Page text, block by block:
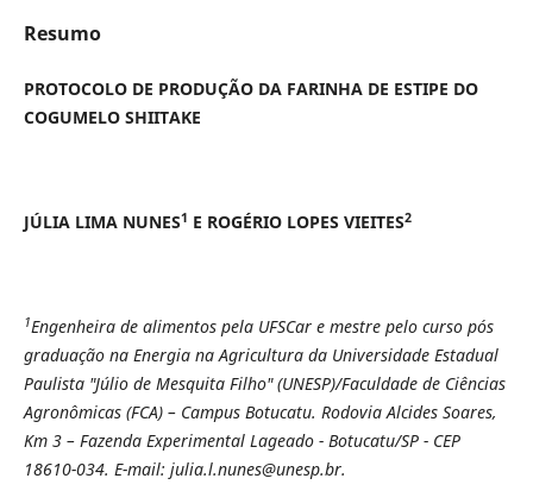
Resumo
PROTOCOLO DE PRODUÇÃO DA FARINHA DE ESTIPE DO
COGUMELO SHIITAKE
JÚLIA LIMA NUNES1 E ROGÉRIO LOPES VIEITES2
1Engenheira de alimentos pela UFSCar e mestre pelo curso pós
graduação na Energia na Agricultura da Universidade Estadual
Paulista "Júlio de Mesquita Filho" (UNESP)/Faculdade de Ciências
Agronômicas (FCA) – Campus Botucatu. Rodovia Alcides Soares,
Km 3 – Fazenda Experimental Lageado - Botucatu/SP - CEP
18610-034. E-mail: julia.l.nunes@unesp.br.